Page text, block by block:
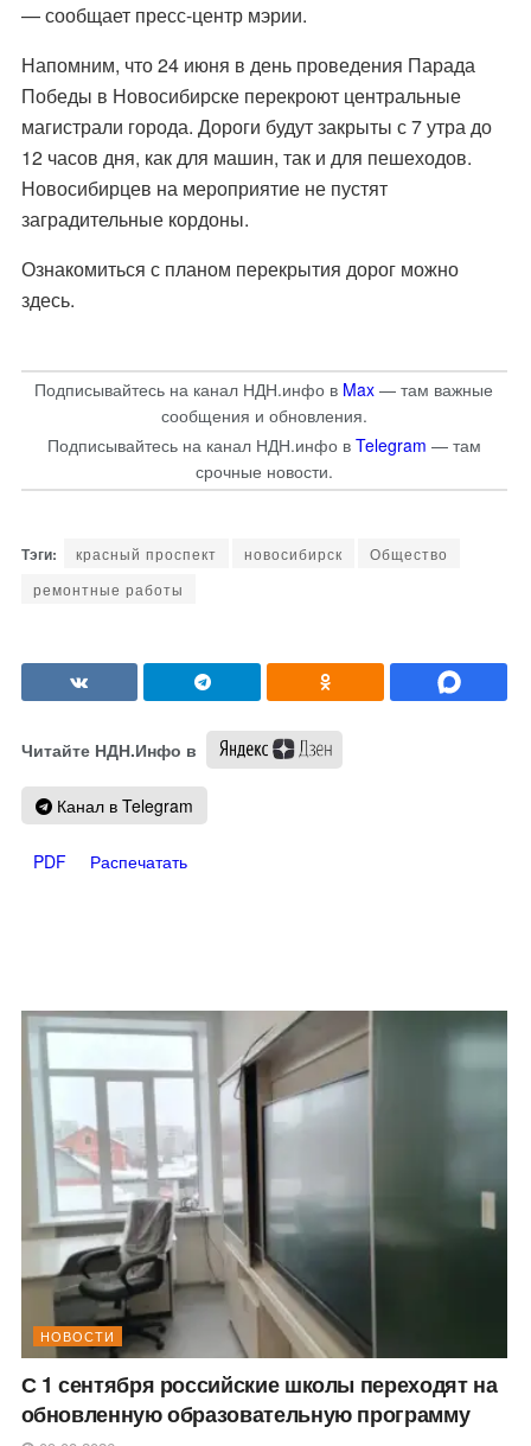
— сообщает пресс-центр мэрии.
Напомним, что 24 июня в день проведения Парада
Победы в Новосибирске перекроют центральные
магистрали города. Дороги будут закрыты с 7 утра до
12 часов дня, как для машин, так и для пешеходов.
Новосибирцев на мероприятие не пустят
заградительные кордоны.
Ознакомиться с планом перекрытия дорог можно
здесь.
Подписывайтесь на канал НДН.инфо в Max — там важные
сообщения и обновления.
Подписывайтесь на канал НДН.инфо в Telegram — там
срочные новости.
красный проспект новосибирск
Общество
ремонтные работы
Читайте НДН.Инфо в
Канал в Telegram
PDF Распечатать
НОВОСТИ
С 1 сентября российские школы переходят на
обновленную образовательную программу